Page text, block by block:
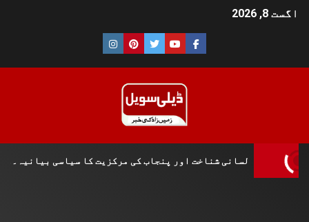
اگست 8, 2026
تاریخی و لسانی شناخت اور پنجاب کی مرکزیت کا سیاسی